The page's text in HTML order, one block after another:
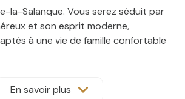
la-Salanque. Vous serez séduit par
et son esprit moderne,
à une vie de famille confortable
et d'une cuisine ouverte
En savoir plus